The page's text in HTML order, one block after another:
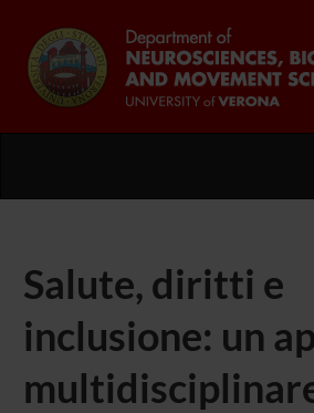
Salute, diritti e
inclusione: un